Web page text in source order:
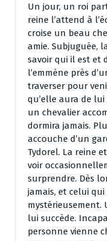
Un jour, un roi
reine l’attend à
croise un beau
amie. Subjuguée,
savoir qui il est et
l’emmène près
traverser pour
qu’elle aura de
un chevalier
dormira jamais.
accouche d’un
Tydorel. La reine
voir
surprendre. Dès
jamais, et celui
mystérieusement.
lui succède.
personne vienne